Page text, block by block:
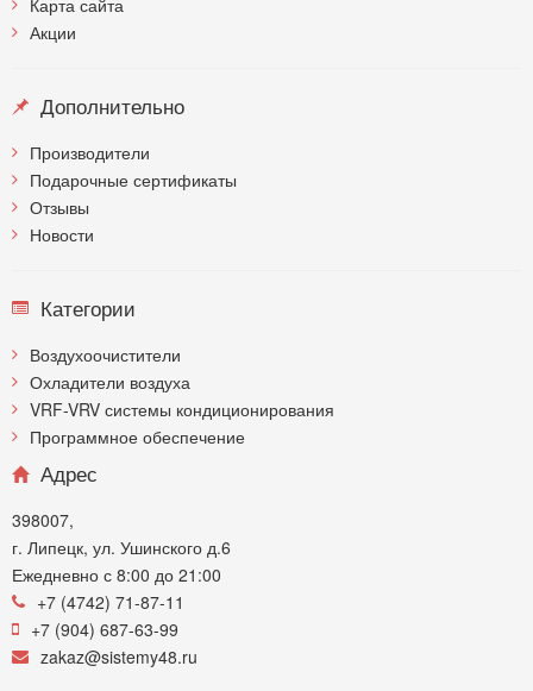
Акции
Дополнительно
Производители
Подарочные сертификаты
Отзывы
Новости
Категории
Воздухоочистители
Охладители воздуха
VRF-VRV системы кондиционирования
Программное обеспечение
Адрес
398007,
г. Липецк, ул. Ушинского д.6
Ежедневно с 8:00 до 21:00
+7 (4742) 71-87-11
+7 (904) 687-63-99
zakaz@sistemy48.ru